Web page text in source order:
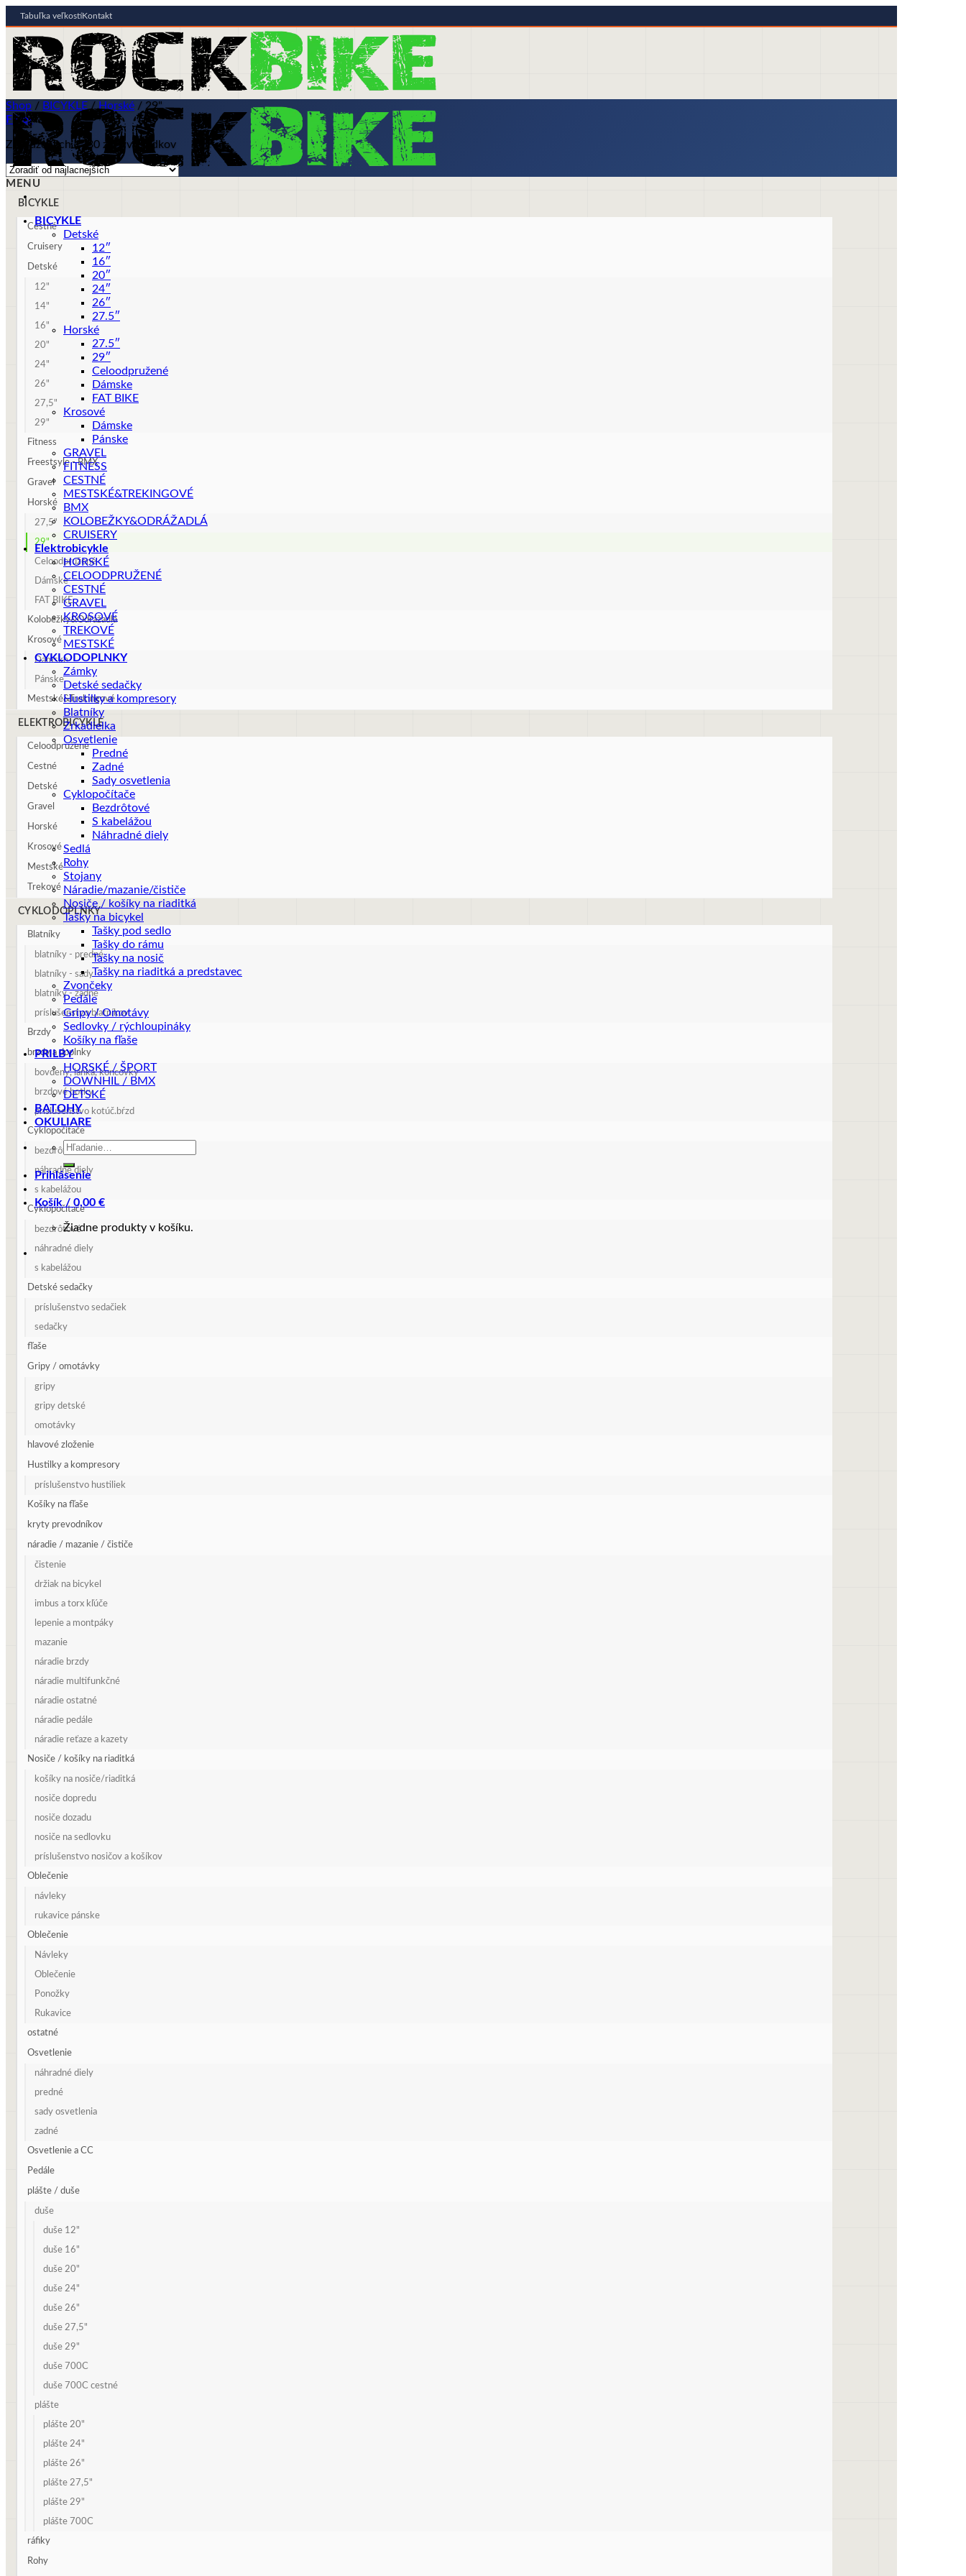
Tabuľka veľkostíKontakt
to
content
BICYKLE
Detské
12″
16″
20″
24″
26″
27.5″
Horské
27.5″
29″
Celoodpružené
Dámske
FAT BIKE
Krosové
Dámske
Pánske
GRAVEL
FITNESS
CESTNÉ
MESTSKÉ&TREKINGOVÉ
BMX
KOLOBEŽKY&ODRÁŽADLÁ
CRUISERY
Elektrobicykle
HORSKÉ
CELOODPRUŽENÉ
CESTNÉ
GRAVEL
KROSOVÉ
TREKOVÉ
MESTSKÉ
CYKLODOPLNKY
Zámky
Detské sedačky
Hustilky a kompresory
Blatníky
Zrkadielka
Osvetlenie
Predné
Zadné
Sady osvetlenia
Cyklopočítače
Bezdrôtové
S kabelážou
Náhradné diely
Sedlá
Rohy
Stojany
Náradie/mazanie/čističe
Nosiče / košíky na riaditká
Tašky na bicykel
Tašky pod sedlo
Tašky do rámu
Tašky na nosič
Tašky na riaditká a predstavec
Zvončeky
Pedále
Gripy / Omotávy
Sedlovky / rýchloupináky
Košíky na fľaše
PRILBY
HORSKÉ / ŠPORT
DOWNHIL / BMX
DETSKÉ
BATOHY
OKULIARE
Hľadať:
Prihlásenie
Košík / 0,00 €
Žiadne produkty v košíku.
Shop / BICYKLE / Horské / 29"
Filter
Zobrazených 1–30 z 92 výsledkov
MENU
BICYKLE
Cestné
Cruisery
Detské
12"
14"
16"
20"
24"
26"
27,5"
29"
Fitness
Freestsyle - BMX
Gravel
Horské
27,5"
29"
Celoodpružené
Dámske
FAT BIKE
Kolobežky&Odrážadlá
Krosové
Dámske
Pánske
Mestské&Trekingové
ELEKTROBICYKLE
Celoodpružené
Cestné
Detské
Gravel
Horské
Krosové
Mestské
Trekové
CYKLODOPLNKY
Blatníky
blatníky - predné
blatníky - sady
blatníky - zadné
príslušenstvo blatníkov
Brzdy
brzdy a doplnky
bovdeny, lanká, koncovky
brzdové botky
príslušenstvo kotúč.bŕzd
Cyklopočítače
bezdrôtové
náhradné diely
s kabelážou
Cyklopočítače
bezdrôtové
náhradné diely
s kabelážou
Detské sedačky
príslušenstvo sedačiek
sedačky
fľaše
Gripy / omotávky
gripy
gripy detské
omotávky
hlavové zloženie
Hustilky a kompresory
príslušenstvo hustiliek
Košíky na fľaše
kryty prevodníkov
náradie / mazanie / čističe
čistenie
držiak na bicykel
imbus a torx kľúče
lepenie a montpáky
mazanie
náradie brzdy
náradie multifunkčné
náradie ostatné
náradie pedále
náradie reťaze a kazety
Nosiče / košíky na riaditká
košíky na nosiče/riaditká
nosiče dopredu
nosiče dozadu
nosiče na sedlovku
príslušenstvo nosičov a košíkov
Oblečenie
návleky
rukavice pánske
Oblečenie
Návleky
Oblečenie
Ponožky
Rukavice
ostatné
Osvetlenie
náhradné diely
predné
sady osvetlenia
zadné
Osvetlenie a CC
Pedále
plášte / duše
duše
duše 12"
duše 16"
duše 20"
duše 24"
duše 26"
duše 27,5"
duše 29"
duše 700C
duše 700C cestné
plášte
plášte 20"
plášte 24"
plášte 26"
plášte 27,5"
plášte 29"
plášte 700C
ráfiky
Rohy